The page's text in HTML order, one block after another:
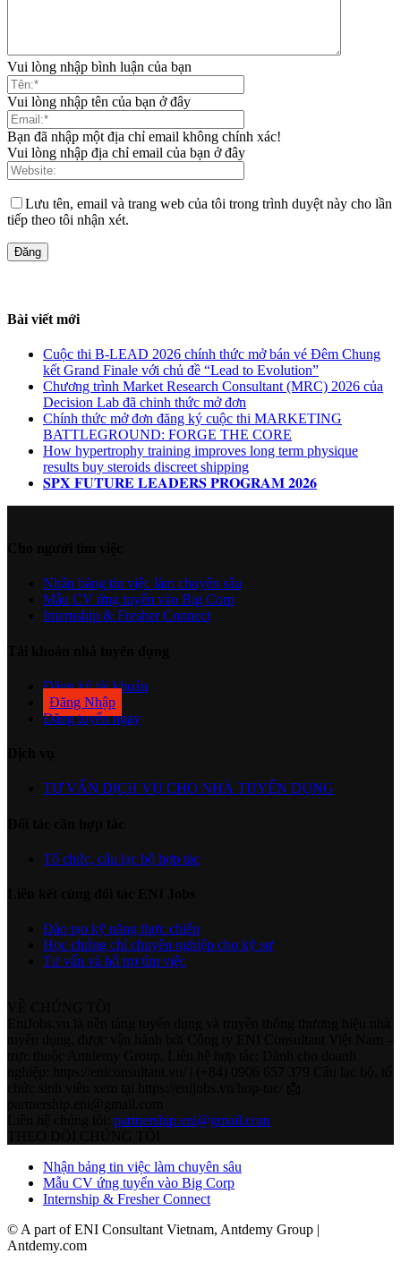
Vui lòng nhập bình luận của bạn
Vui lòng nhập tên của bạn ở đây
Bạn đã nhập một địa chỉ email không chính xác!
Vui lòng nhập địa chỉ email của bạn ở đây
Lưu tên, email và trang web của tôi trong trình duyệt này cho lần
tiếp theo tôi nhận xét.
Bài viết mới
Cuộc thi B-LEAD 2026 chính thức mở bán vé Đêm Chung
kết Grand Finale với chủ đề “Lead to Evolution”
Chương trình Market Research Consultant (MRC) 2026 của
Decision Lab đã chinh thức mở đơn
Chính thức mở đơn đăng ký cuộc thi MARKETING
BATTLEGROUND: FORGE THE CORE
How hypertrophy training improves long term physique
results buy steroids discreet shipping
𝐒𝐏𝐗 𝐅𝐔𝐓𝐔𝐑𝐄 𝐋𝐄𝐀𝐃𝐄𝐑𝐒 𝐏𝐑𝐎𝐆𝐑𝐀𝐌 𝟐𝟎𝟐𝟔
Nhận bảng tin việc làm chuyên sâu
Mẫu CV ứng tuyển vào Big Corp
Internship & Fresher Connect
Đăng ký tài khoản
Đăng Nhập
Đăng tuyển ngay
TƯ VẤN DỊCH VỤ CHO NHÀ TUYỂN DỤNG
Tổ chức, câu lạc bộ hợp tác
Đào tạo kỹ năng thực chiến
Học chứng chỉ chuyên nghiệp cho kỹ sư
Tư vấn và hỗ trợ tìm việc
partnership.eni@gmail.com
Nhận bảng tin việc làm chuyên sâu
Mẫu CV ứng tuyển vào Big Corp
Internship & Fresher Connect
© A part of ENI Consultant Vietnam, Antdemy Group |
Antdemy.com